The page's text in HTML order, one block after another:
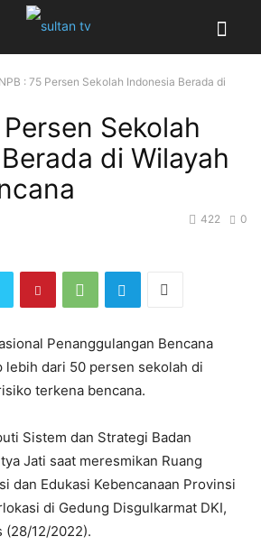
: 75 Persen Sekolah Indonesia Berada di
Sekolah
di Wilayah
0
422
Penanggulangan Bencana
lebih dari 50 persen sekolah di
terkena bencana.
Sistem dan Strategi Badan
Jati saat meresmikan Ruang
dan Edukasi Kebencanaan Provinsi
di Gedung Disgulkarmat DKI,
(28/12/2022).